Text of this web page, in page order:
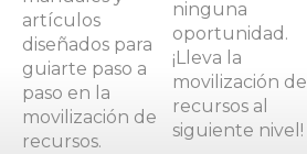
artículos
diseñados para
guiarte paso a
paso en la
movilización de
recursos.
ninguna
oportunidad.
¡Lleva la
movilización de
recursos al
siguiente nivel!